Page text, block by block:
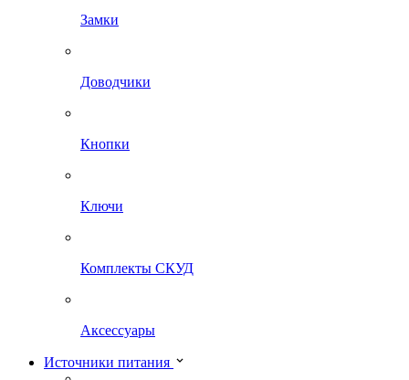
Замки
Доводчики
Кнопки
Ключи
Комплекты СКУД
Аксессуары
Источники питания